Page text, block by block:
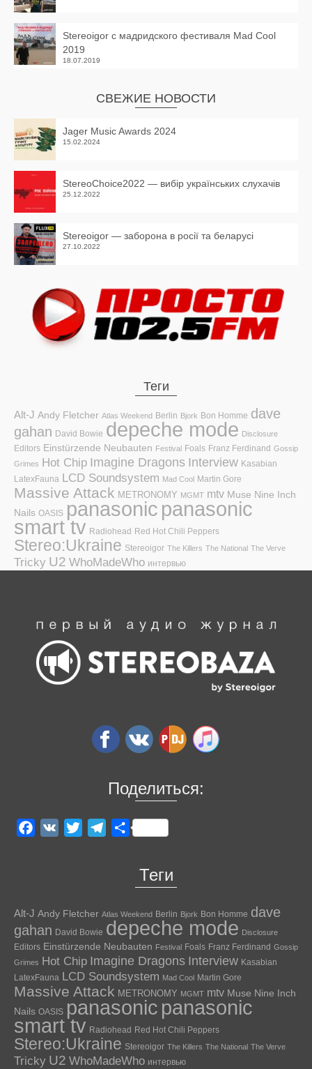
Stereoigor с мадридского фестиваля Mad Cool
2019
18.07.2019
СВЕЖИЕ НОВОСТИ
Jager Music Awards 2024
15.02.2024
StereoChoice2022 — вибір українських слухачів
25.12.2022
Stereoigor — заборона в росії та беларусі
27.10.2022
Теги
Alt-J Andy Fletcher Atlas Weekend Berlin Bjork Bon Homme dave
gahan David Bowie depeche mode Disclosure
Editors Einstürzende Neubauten Festival Foals Franz Ferdinand Gossip
Grimes Hot Chip Imagine Dragons Interview Kasabian
LatexFauna LCD Soundsystem Mad Cool Martin Gore
Massive Attack METRONOMY MGMT mtv Muse Nine Inch
Nails OASIS panasonic panasonic
smart tv Radiohead Red Hot Chili Peppers
Stereo:Ukraine Stereoigor The Killers The National The Verve
Tricky U2 WhoMadeWho интервью
Поделиться:
Facebook
VK Twitter TelegramОтправить
Теги
Alt-J Andy Fletcher Atlas Weekend Berlin Bjork Bon Homme dave
gahan David Bowie depeche mode Disclosure
Editors Einstürzende Neubauten Festival Foals Franz Ferdinand Gossip
Grimes Hot Chip Imagine Dragons Interview Kasabian
LatexFauna LCD Soundsystem Mad Cool Martin Gore
Massive Attack METRONOMY MGMT mtv Muse Nine Inch
Nails OASIS panasonic panasonic
smart tv Radiohead Red Hot Chili Peppers
Stereo:Ukraine Stereoigor The Killers The National The Verve
Tricky U2 WhoMadeWho интервью